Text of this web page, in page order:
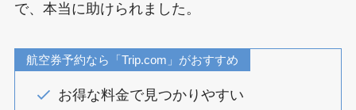
で、本当に助けられました。
航空券予約なら「Trip.com」がおすすめ
お得な料金で見つかりやすい